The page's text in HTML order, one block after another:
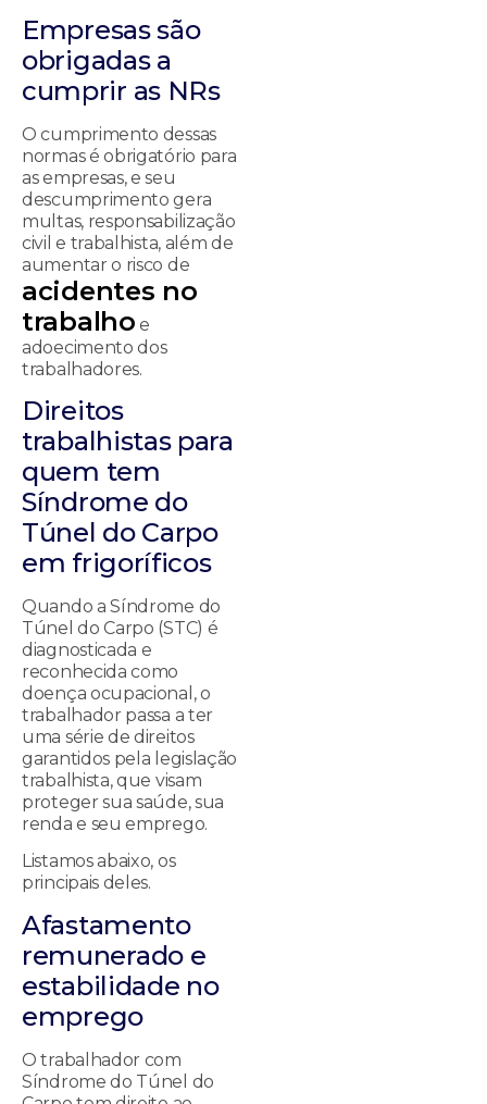
Empresas são
obrigadas a
cumprir as NRs
O cumprimento dessas
normas é obrigatório para
as empresas, e seu
descumprimento gera
multas, responsabilização
civil e trabalhista, além de
aumentar o risco de
acidentes no
trabalho e
adoecimento dos
trabalhadores.
Direitos
trabalhistas para
quem tem
Síndrome do
Túnel do Carpo
em frigoríficos
Quando a Síndrome do
Túnel do Carpo (STC) é
diagnosticada e
reconhecida como
doença ocupacional, o
trabalhador passa a ter
uma série de direitos
garantidos pela legislação
trabalhista, que visam
proteger sua saúde, sua
renda e seu emprego.
Listamos abaixo, os
principais deles.
Afastamento
remunerado e
estabilidade no
emprego
O trabalhador com
Síndrome do Túnel do